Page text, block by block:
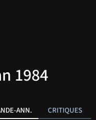
1984
ANN. CRITIQUES